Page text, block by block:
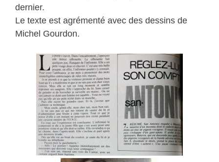
dernier.
Le texte est agrémenté avec des dessins de
Michel Gourdon.